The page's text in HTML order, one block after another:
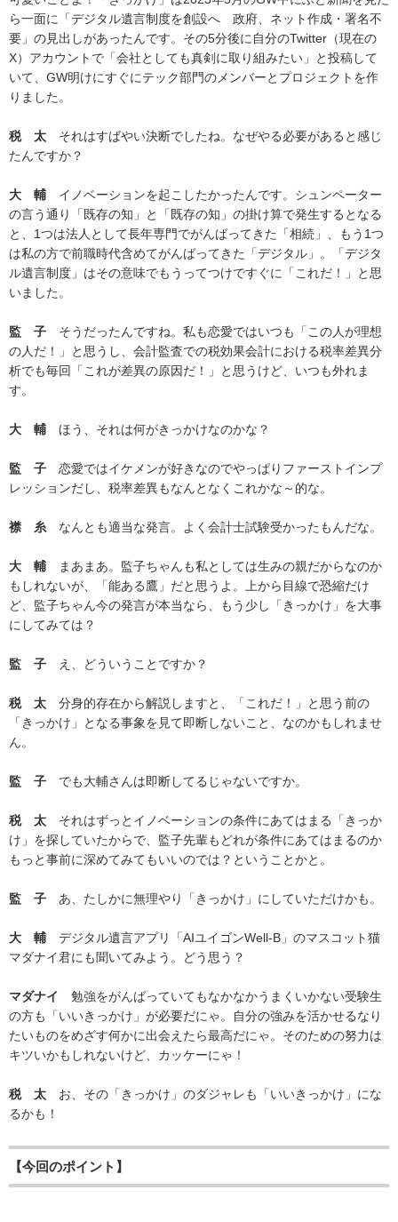
ら一面に「デジタル遺言制度を創設へ 政府、ネット作成・署名不
要」の見出しがあったんです。その5分後に自分のTwitter（現在の
X）アカウントで「会社としても真剣に取り組みたい」と投稿して
いて、GW明けにすぐにテック部門のメンバーとプロジェクトを作
りました。
税 太 それはすばやい決断でしたね。なぜやる必要があると感じ
たんですか？
大 輔 イノベーションを起こしたかったんです。シュンペーター
の言う通り「既存の知」と「既存の知」の掛け算で発生するとなる
と、1つは法人として長年専門でがんばってきた「相続」、もう1つ
は私の方で前職時代含めてがんばってきた「デジタル」。「デジタ
ル遺言制度」はその意味でもうってつけですぐに「これだ！」と思
いました。
監 子 そうだったんですね。私も恋愛ではいつも「この人が理想
の人だ！」と思うし、会計監査での税効果会計における税率差異分
析でも毎回「これが差異の原因だ！」と思うけど、いつも外れま
す。
大 輔 ほう、それは何がきっかけなのかな？
監 子 恋愛ではイケメンが好きなのでやっぱりファーストインプ
レッションだし、税率差異もなんとなくこれかな～的な。
襟 糸なんとも適当な発言。よく会計士試験受かったもんだな。
大 輔 まあまあ。監子ちゃんも私としては生みの親だからなのか
もしれないが、「能ある鷹」だと思うよ。上から目線で恐縮だけ
ど、監子ちゃん今の発言が本当なら、もう少し「きっかけ」を大事
にしてみては？
監 子 え、どういうことですか？
税 太 分身的存在から解説しますと、「これだ！」と思う前の
「きっかけ」となる事象を見て即断しないこと、なのかもしれませ
ん。
監 子 でも大輔さんは即断してるじゃないですか。
税 太 それはずっとイノベーションの条件にあてはまる「きっか
け」を探していたからで、監子先輩もどれが条件にあてはまるのか
もっと事前に深めてみてもいいのでは？ということかと。
監 子 あ、たしかに無理やり「きっかけ」にしていただけかも。
大 輔 デジタル遺言アプリ「AIユイゴンWell-B」のマスコット猫
マダナイ君にも聞いてみよう。どう思う？
マダナイ
勉強をがんばっていてもなかなかうまくいかない受験生
の方も「いいきっかけ」が必要だにゃ。自分の強みを活かせるなり
たいものをめざす何かに出会えたら最高だにゃ。そのための努力は
キツいかもしれないけど、カッケーにゃ！
税 太 お、その「きっかけ」のダジャレも「いいきっかけ」にな
るかも！
【今回のポイント】